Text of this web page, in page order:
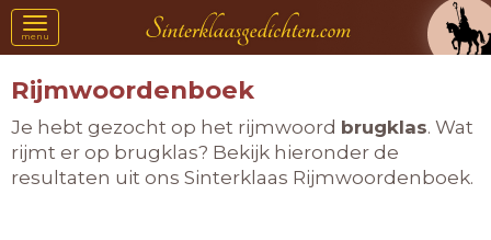
Toggle
navigation
menu
Rijmwoordenboek
Je hebt gezocht op het rijmwoord brugklas. Wat
rijmt er op brugklas? Bekijk hieronder de
resultaten uit ons Sinterklaas Rijmwoordenboek.